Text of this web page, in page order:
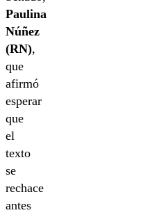
Paulina
Núñez
(RN),
que
afirmó
esperar
que
el
texto
se
rechace
antes